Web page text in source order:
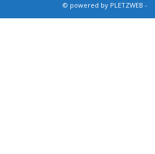
© powered by PLETZWEB -